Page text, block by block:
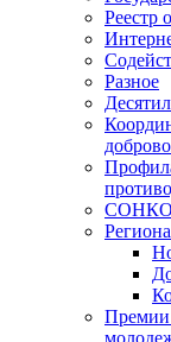
Реестр
Разное
СОНКО
Премии